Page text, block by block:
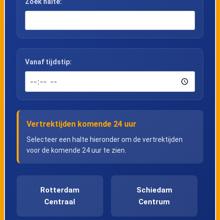
Vanaf tijdstip:
Vertrektijden komende 24 uur
Selecteer een halte hieronder om de vertrektijden
voor de komende 24 uur te zien.
Rotterdam
Centraal
Schiedam
Centrum